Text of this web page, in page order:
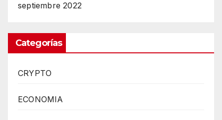
septiembre 2022
Categorías
CRYPTO
ECONOMIA